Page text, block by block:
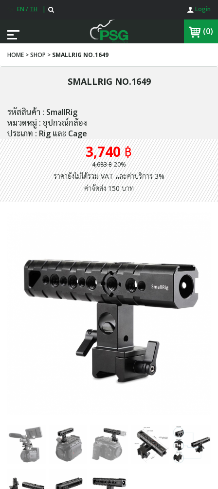
EN / TH | Login
(0)
HOME > SHOP > SMALLRIG NO.1649
SMALLRIG NO.1649
รหัสสินค้า : SmallRig
หมวดหมู่ : อุปกรณ์กล้อง
ประเภท : Rig และ Cage
3,740 ฿
4,683 ฿20%
ราคายังไม่ได้รวม VAT และค่าบริการ 3%
ค่าจัดส่ง 150 บาท